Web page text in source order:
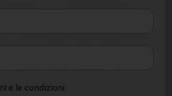
come far parte
di Qubu.
finale e abbiamo bisogno del tuo
e le condizioni